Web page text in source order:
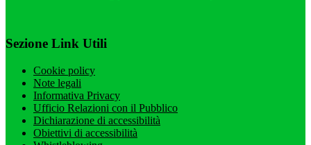
Sezione Link Utili
Cookie policy
Note legali
Informativa Privacy
Ufficio Relazioni con il Pubblico
Dichiarazione di accessibilità
Obiettivi di accessibilità